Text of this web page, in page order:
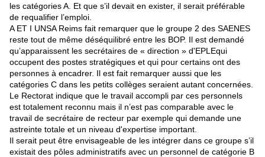
les catégories A. Et que s’il devait en exister, il serait préférable
de requalifier l’emploi.
A ET I UNSA Reims fait remarquer que le groupe 2 des SAENES
reste tout de même déséquilibré entre les BOP. Il est demandé
qu’apparaissent les secrétaires de « direction » d'EPLEqui
occupent des postes stratégiques et qui pour certains ont des
personnes à encadrer. Il est fait remarquer aussi que les
catégories C dans les petits collèges seraient autant concernées.
Le Rectorat indique que le travail accompli par ces personnels
est totalement reconnu mais il n’est pas comparable avec le
travail de secrétaire de recteur par exemple qui demande une
astreinte totale et un niveau d'expertise important.
Il serait peut être envisageable de les intégrer dans ce groupe s’il
existait des pôles administratifs avec un personnel de catégorie B